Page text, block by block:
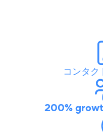
コンタ
200%